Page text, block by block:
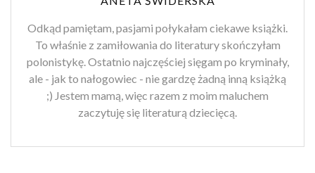
Odkąd pamiętam, pasjami połykałam ciekawe książki.
To właśnie z zamiłowania do literatury skończyłam
polonistykę. Ostatnio najczęściej sięgam po kryminały,
ale - jak to nałogowiec - nie gardzę żadną inną książką
;) Jestem mamą, więc razem z moim maluchem
zaczytuję się literaturą dziecięcą.